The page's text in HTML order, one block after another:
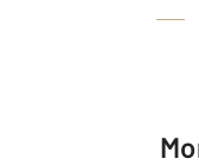
Moriani Plage Résidence du Roi Théodore (bât